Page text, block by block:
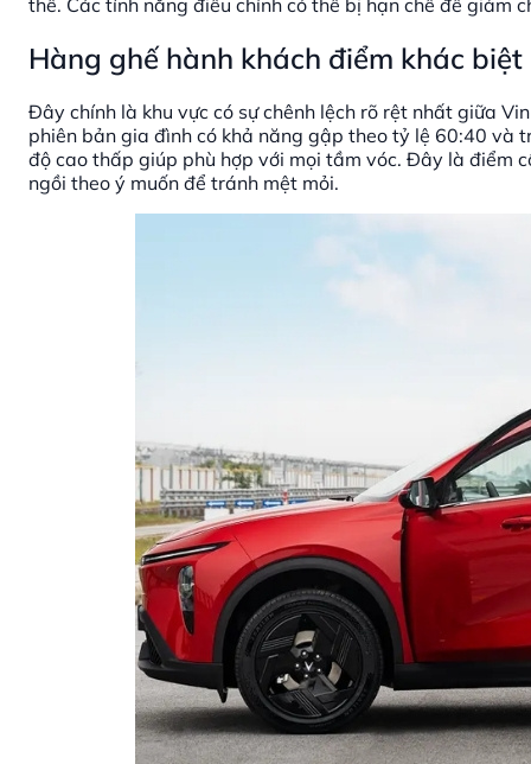
thế. Các tính năng điều chỉnh có thể bị hạn chế để giảm
Hàng ghế hành khách điểm khác
Đây chính là khu vực có sự chênh lệch rõ rệt nhất giữa
phiên bản gia đình có khả năng gập theo tỷ lệ 60:40 và
độ cao thấp giúp phù hợp với mọi tầm vóc. Đây là điểm
ngồi theo ý muốn để tránh mệt mỏi.